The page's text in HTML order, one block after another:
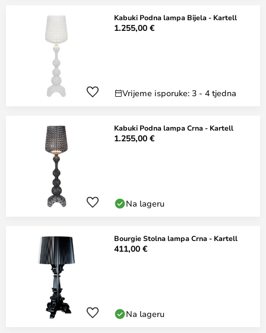
Kabuki Podna lampa Bijela - Kartell
1.255,00 €
Vrijeme isporuke: 3 - 4 tjedna
Kabuki Podna lampa Crna - Kartell
1.255,00 €
Na lageru
Bourgie Stolna lampa Crna - Kartell
411,00 €
Na lageru